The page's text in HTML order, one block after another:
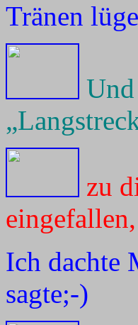
Tränen
zu
Ich dachte
sagte;-)